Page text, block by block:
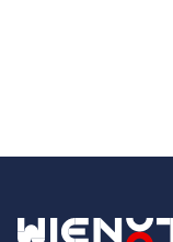
Zurück zur